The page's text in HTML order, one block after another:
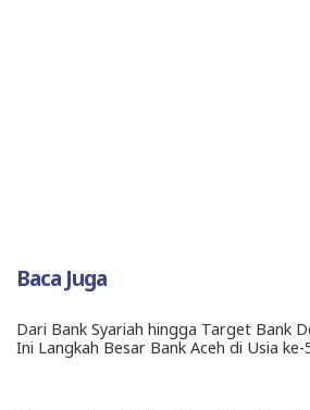
Baca Juga
Dari Bank Syariah hingga Target Bank
Ini Langkah Besar Bank Aceh di Usia ke-